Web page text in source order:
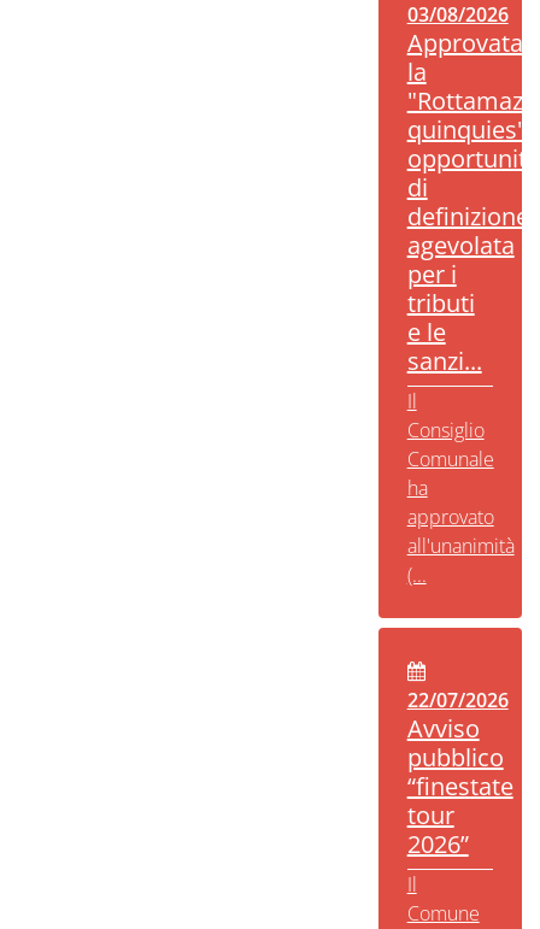
03/08/2026
Approvata
la
quinquies":
opportunità
di
definizione
agevolata
per i
tributi
e le
sanzi...
Il
Consiglio
Comunale
ha
approvato
all'unanimità
(...
22/07/2026
Avviso
pubblico
“finestate
tour
2026”
Il
Comune